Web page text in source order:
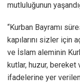
mutluluğunun
“Kurban Bayramı
kapılarını sizler için
ve İslam aleminin
kutlar, huzur, bereket
ifadelerine yer